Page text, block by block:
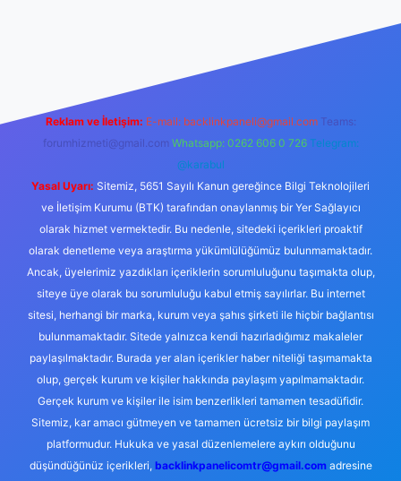
Reklam ve İletişim: E-mail: backlinkpaneli@gmail.com Teams:
forumhizmeti@gmail.com Whatsapp: 0262 606 0 726 Telegram:
@karabul
Yasal Uyarı: Sitemiz, 5651 Sayılı Kanun gereğince Bilgi Teknolojileri
ve İletişim Kurumu (BTK) tarafından onaylanmış bir Yer Sağlayıcı
olarak hizmet vermektedir. Bu nedenle, sitedeki içerikleri proaktif
olarak denetleme veya araştırma yükümlülüğümüz bulunmamaktadır.
Ancak, üyelerimiz yazdıkları içeriklerin sorumluluğunu taşımakta olup,
siteye üye olarak bu sorumluluğu kabul etmiş sayılırlar. Bu internet
sitesi, herhangi bir marka, kurum veya şahıs şirketi ile hiçbir bağlantısı
bulunmamaktadır. Sitede yalnızca kendi hazırladığımız makaleler
paylaşılmaktadır. Burada yer alan içerikler haber niteliği taşımamakta
olup, gerçek kurum ve kişiler hakkında paylaşım yapılmamaktadır.
Gerçek kurum ve kişiler ile isim benzerlikleri tamamen tesadüfidir.
Sitemiz, kar amacı gütmeyen ve tamamen ücretsiz bir bilgi paylaşım
platformudur. Hukuka ve yasal düzenlemelere aykırı olduğunu
düşündüğünüz içerikleri, backlinkpanelicomtr@gmail.comadresine